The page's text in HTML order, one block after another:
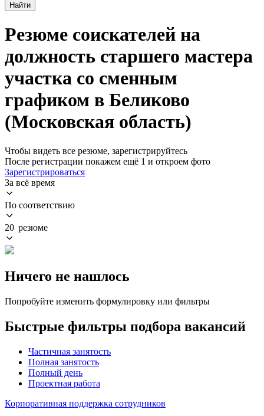
Найти
Резюме соискателей на
должность старшего мастера
участка со сменным
графиком в Беликово
(Московская область)
Чтобы видеть все резюме, зарегистрируйтесь
После регистрации покажем ещё 1 и откроем фото
Зарегистрироваться
За всё время
По соответствию
20 резюме
Ничего не нашлось
Попробуйте изменить формулировку или фильтры
Быстрые фильтры подбора вакансий
Частичная занятость
Полная занятость
Полный день
Проектная работа
Корпоративная поддержка сотрудников